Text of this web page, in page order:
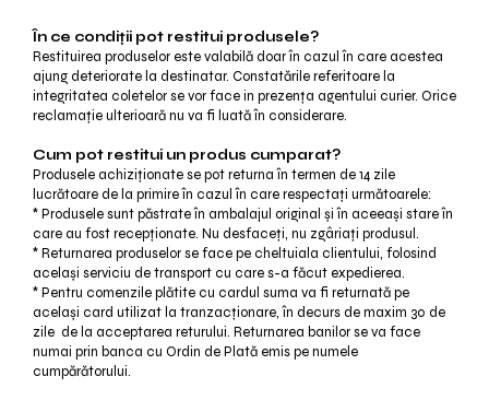
AMINOACIZI
PRODUSE PENTRU SLĂBIT
ENERGIZANTE
BATOANE PROTEICE
ACCESORII
TOATE PRODUSELE
VITAMINE
În ce condiții pot restitui produsele?
Restituirea produselor este valabilă doar în cazul în care acestea
ajung deteriorate la destinatar. Constatările referitoare la
integritatea coletelor se vor face in prezenţa agentului curier. Orice
reclamaţie ulterioară nu va fi luată în considerare.
Cum pot restitui un produs cumparat?
Produsele achiziționate se pot returna în termen de 14 zile
lucrătoare de la primire în cazul în care respectați următoarele:
* Produsele sunt păstrate în ambalajul original și în aceeași stare în
care au fost recepționate. Nu desfaceți, nu zgâriați produsul.
* Returnarea produselor se face pe cheltuiala clientului, folosind
același serviciu de transport cu care s-a făcut expedierea.
* Pentru comenzile plătite cu cardul suma va fi returnată pe
același card utilizat la tranzacționare, în decurs de maxim 30 de
zile de la acceptarea returului. Returnarea banilor se va face
numai prin banca cu Ordin de Plată emis pe numele
cumpărătorului.